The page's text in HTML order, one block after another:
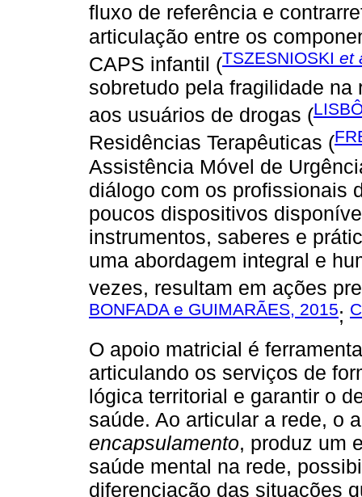
fluxo de referência e
articulação entre os
CAPS infantil (TSZESNIOSKI et
sobretudo pela fragilidade
aos usuários de drogas (
Residências Terapêuticas (
Assistência Móvel de
diálogo com os profissionais
poucos dispositivos
instrumentos, saberes e
uma abordagem integral e
vezes, resultam em ações
BONFADA e GUIMARÃES, 2015;
O apoio matricial é
articulando os serviços de
lógica territorial e garantir o
saúde. Ao articular a rede, o
encapsulamento, produz um
saúde mental na rede,
diferenciação das situações